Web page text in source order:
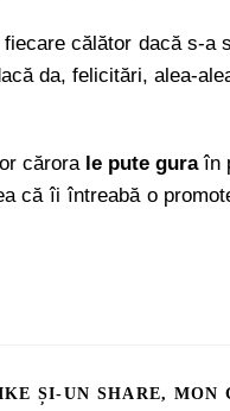
călător dacă s-a
da, felicitări, alea-
cărora le pute guraîn
că îi întreabă o
ȘI-UN SHARE, MON